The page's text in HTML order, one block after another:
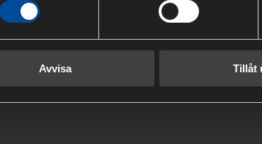
Avvisa Tillåt